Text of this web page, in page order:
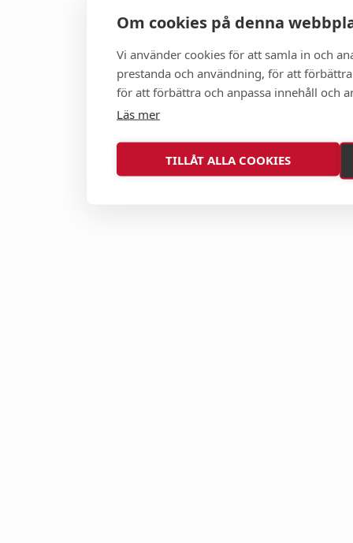
Om cookies på denna
Vi använder cookies för att samla in och
prestanda och användning, för att
för att förbättra och anpassa innehåll och
Läs mer
TILLÅT ALLA COOKIES